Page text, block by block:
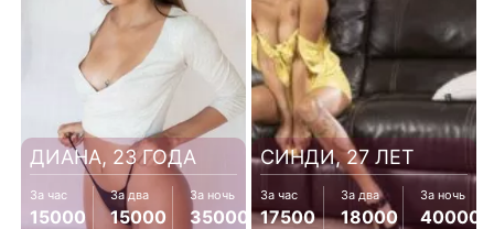
ДИАНА, 23 ГОДА
За час
15000
За два
15000
За ночь
35000
СИНДИ, 27 ЛЕТ
За час
17500
За два
18000
За ночь
40000